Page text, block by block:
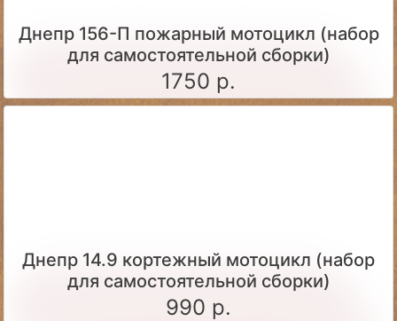
Днепр 156-П пожарный мотоцикл (набор
для самостоятельной сборки)
1750 р.
Днепр 14.9 кортежный мотоцикл (набор
для самостоятельной сборки)
990 р.